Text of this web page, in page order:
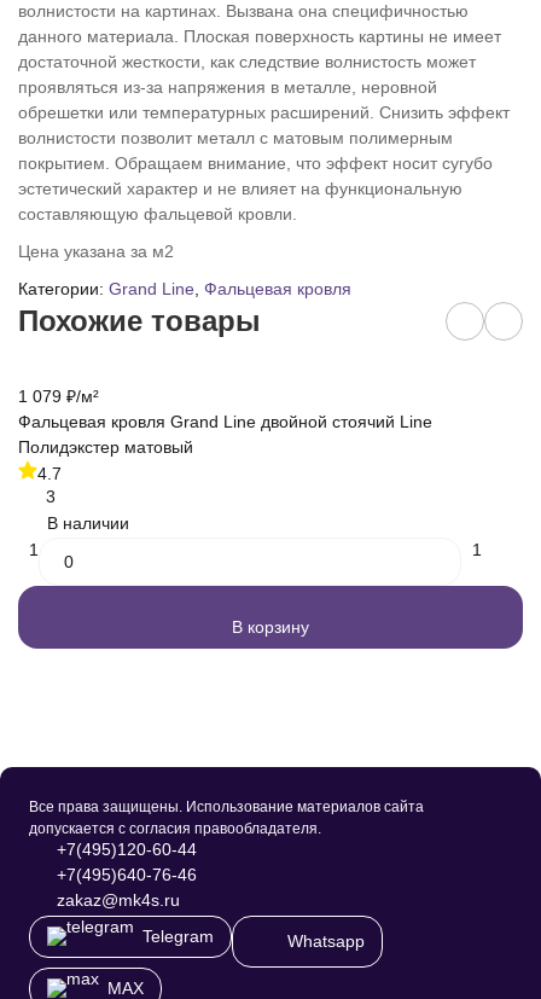
волнистости на картинах. Вызвана она специфичностью
данного материала. Плоская поверхность картины не имеет
достаточной жесткости, как следствие волнистость может
проявляться из-за напряжения в металле, неровной
обрешетки или температурных расширений. Снизить эффект
волнистости позволит металл с матовым полимерным
покрытием. Обращаем внимание, что эффект носит сугубо
эстетический характер и не влияет на функциональную
составляющую фальцевой кровли.
Цена указана за м2
Категории: Grand Line Фальцевая кровля
Похожие товары
1 079 ₽/м²
Фальцевая кровля Grand Line двойной стоячий Line
Полидэкстер матовый
4.7
3
В наличии
1
1
В корзину
Все права защищены. Использование материалов сайта
допускается с согласия правообладателя.
+7(495)120-60-44
+7(495)640-76-46
zakaz@mk4s.ru
Telegram
Whatsapp
MAX